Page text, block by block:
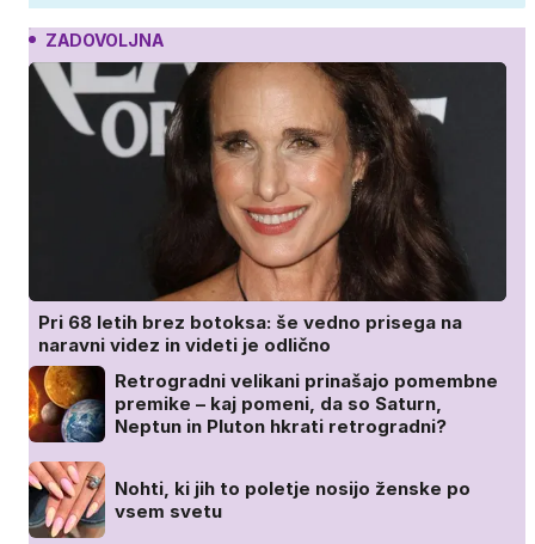
ZADOVOLJNA
Pri 68 letih brez botoksa: še vedno prisega na
naravni videz in videti je odlično
Retrogradni velikani prinašajo pomembne
premike – kaj pomeni, da so Saturn,
Neptun in Pluton hkrati retrogradni?
Nohti, ki jih to poletje nosijo ženske po
vsem svetu